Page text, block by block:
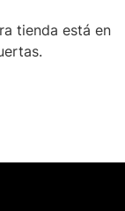
tienda está en